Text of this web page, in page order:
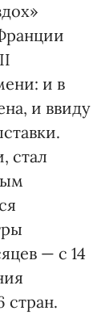
и в
и ввиду
стал
— с 14
стран.